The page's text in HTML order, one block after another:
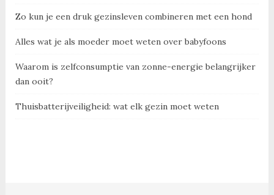
Zo kun je een druk gezinsleven combineren met een hond
Alles wat je als moeder moet weten over babyfoons
Waarom is zelfconsumptie van zonne-energie belangrijker
dan ooit?
Thuisbatterijveiligheid: wat elk gezin moet weten